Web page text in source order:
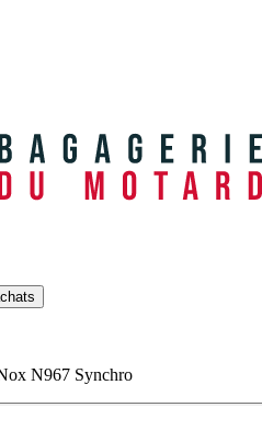
N967 Synchro